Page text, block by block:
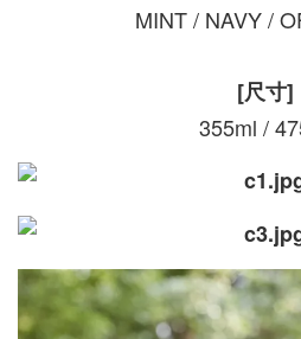
MINT / NAVY /
[尺寸]
355ml /